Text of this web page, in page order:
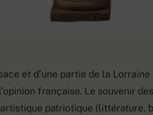
et d’une partie de la
française. Le souvenir
artistique patriotique (littérature,